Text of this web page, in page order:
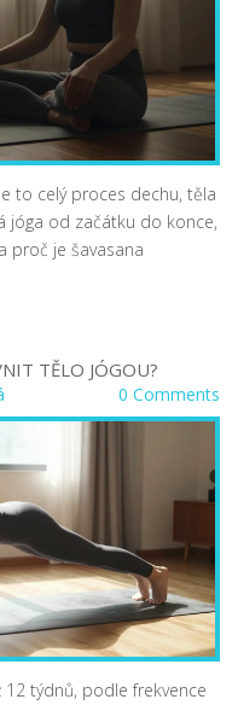
to celý proces dechu, těla
jóga od začátku do konce,
proč je šavasana
TĚLO JÓGOU?
0 Comments
týdnů, podle frekvence